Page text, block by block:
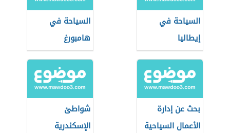
السياحة في
إيطاليا
السياحة في
هامبورغ
بحث عن إدارة
الأعمال السياحية
شواطئ
الإسكندرية